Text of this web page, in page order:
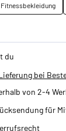
Fitnessbekleidung
du
bei
von 2-4
für